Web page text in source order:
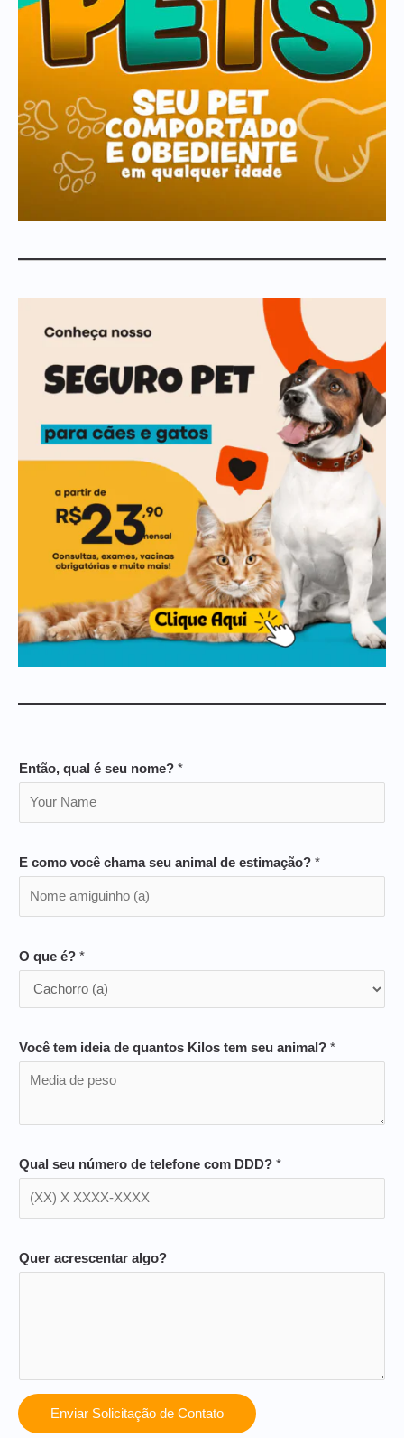
Então, qual é seu nome? *
E como você chama seu animal de estimação? *
O que é? *
Você tem ideia de quantos Kilos tem seu animal? *
Qual seu número de telefone com DDD? *
Quer acrescentar algo?
Enviar Solicitação de Contato